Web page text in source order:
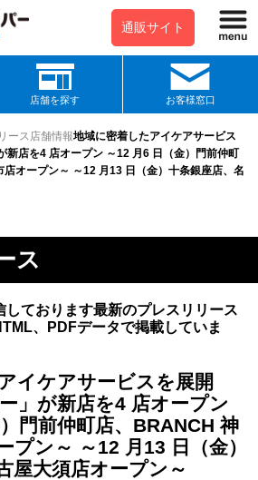
通販サイト
店舗を探す お客様窓口
ース店舗情報地域に密着したアイケアサービス
新店を4 店オープン ～12 月6 日（金）門前仲町
オープン～ ～12 月13 日（金）十条銀座店、名
ス
しております最新のプレスリリース
、PDFデータで掲載していま
イケアサービスを展開
」が新店を4 店オープン
門前仲町店、BRANCH 神
プン～ ～12 月13 日（金）
屋大須店オープン～